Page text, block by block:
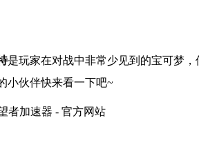
是玩家在对战中非常少见到的宝可梦，
小伙伴快来看一下吧~